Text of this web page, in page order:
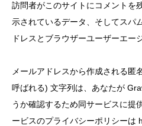
訪問者がこのサイトにコメントを
示されているデータ、そしてスパ
ドレスとブラウザーユーザーエー
メールアドレスから作成される匿
呼ばれる) 文字列は、あなたが
うか確認するため同サービスに提
ービスのプライバシーポリシーは